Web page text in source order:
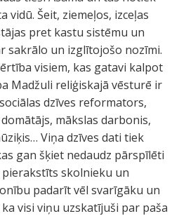
vidū. Šeit, ziemeļos, izceļas
pret kastu sistēmu un
sakrālo un izglītojošo nozīmi.
visiem, kas gatavi kalpot
Madžuli reliģiskajā vēsturē ir
dzīves reformators,
mākslas darbonis,
Viņa dzīves dati tiek
gan šķiet nedaudz pārspīlēti
skolnieku un
padarīt vēl svarīgāku un
visi viņu uzskatījuši par paša